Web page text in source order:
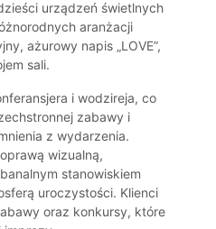
urządzeń świetlnych
aranżacji
ażurowy napis „LOVE”,
sali.
i wodzireja, co
zabawy i
z wydarzenia.
wizualną,
stanowiskiem
uroczystości. Klienci
oraz konkursy, które